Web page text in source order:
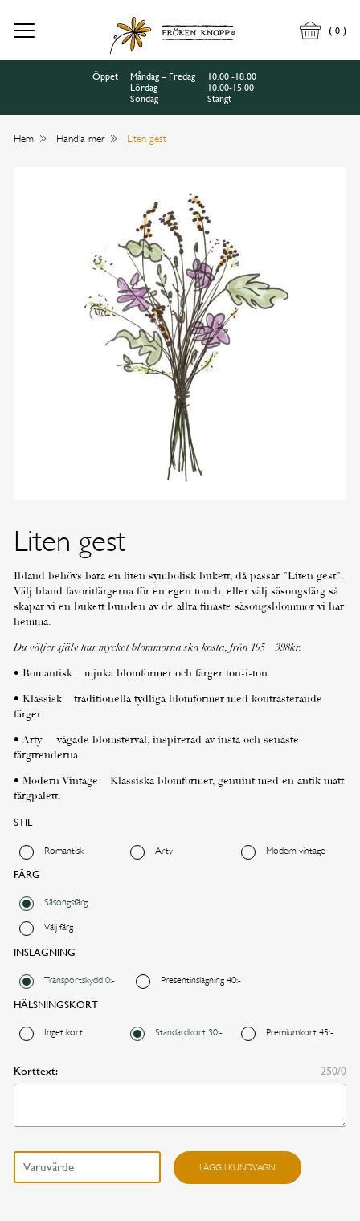
( 0 )
Öppet Måndag – Fredag
10.00 -18.00
Lördag
10.00-15.00
Söndag
Stängt
Hem Handla mer Liten gest
Liten gest
Ibland behövs bara en liten symbolisk bukett, då passar ”Liten gest”.
Välj bland favoritfärgerna för en egen touch, eller välj säsongsfärg så
skapar vi en bukett bunden av de allra finaste säsongsblommor vi har
hemma.
Du väljer själv hur mycket blommorna ska kosta, från 195 – 398kr.
• Romantisk – mjuka blomformer och färger ton-i-ton.
• Klassisk – traditionella tydliga blomformer med kontrasterande
färger.
• Arty – vågade blomsterval, inspirerad av insta och senaste
färgtrenderna.
• Modern Vintage – Klassiska blomformer, genuint med en antik matt
färgpalett.
STIL
Romantisk Arty Modern vintage
FÄRG
Säsongsfärg
Välj färg
INSLAGNING
Transportskydd 0:- Presentinslagning 40:-
HÄLSNINGSKORT
Inget kort Standardkort 30:- Premiumkort 45:-
Korttext: 250/0
LÄGG I KUNDVAGN
Annat datum